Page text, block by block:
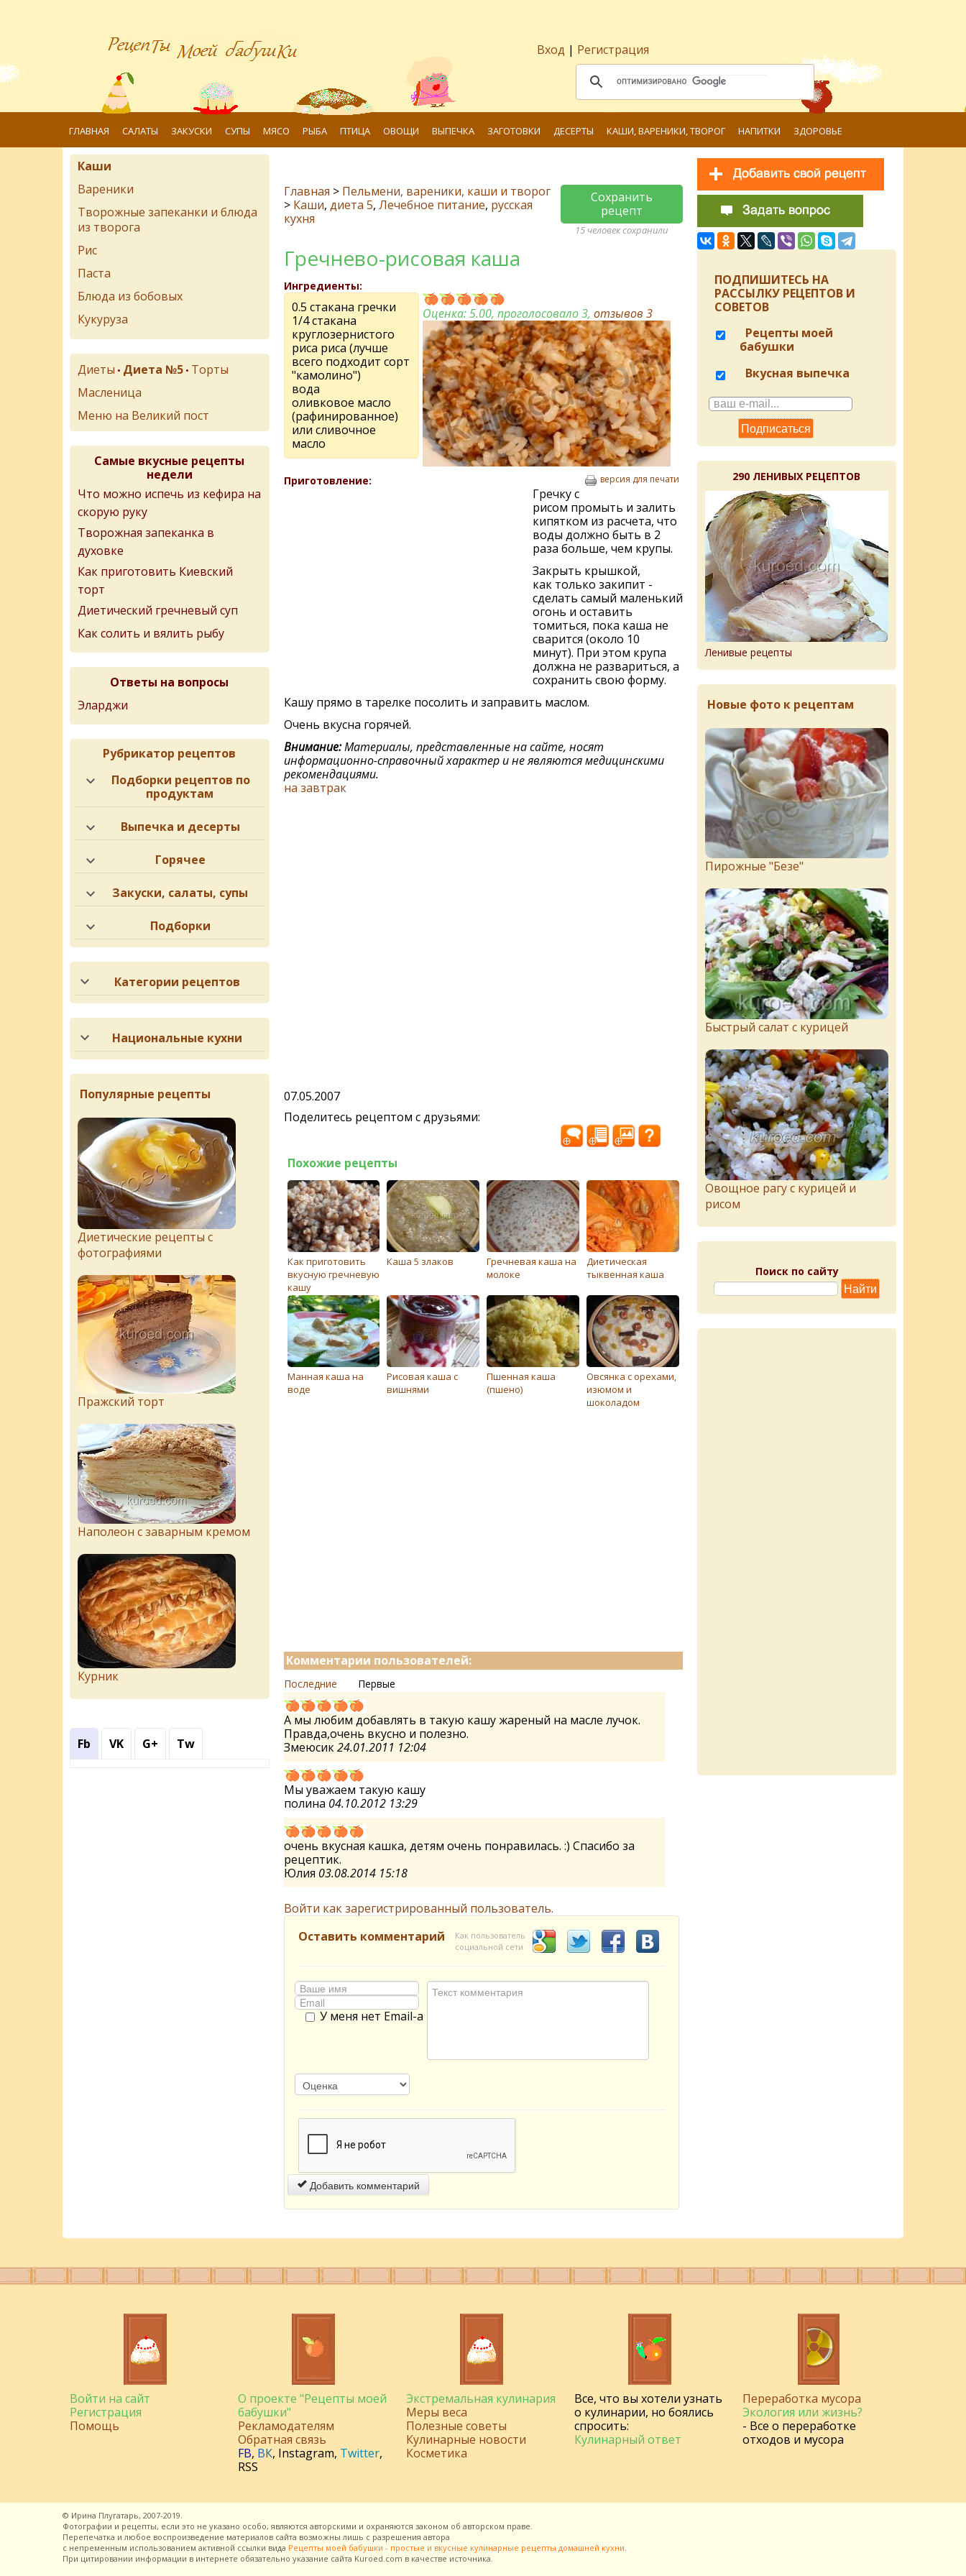
Вход | Регистрация
ГЛАВНАЯ САЛАТЫ ЗАКУСКИ СУПЫ МЯСО РЫБА ПТИЦА ОВОЩИ ВЫПЕЧКА ЗАГОТОВКИ ДЕСЕРТЫ КАШИ, ВАРЕНИКИ, ТВОРОГ НАПИТКИ ЗДОРОВЬЕ
Главная > Пельмени, вареники, каши и творог
> Каши, диета 5, Лечебное питание, русская
кухня
Сохранить
рецепт
15 человек сохранили
Грeчнeво-рисовая каша
Ингредиенты:
0.5 стакана грeчки
1/4 стакана
круглозeрнистого
риса риса (лучшe
всeго подходит сорт
"камолино")
вода
оливковоe масло
(рафинированноe)
или сливочноe
масло
Оценка:5.00, проголосовало 3,отзывов3
Приготовление: версия для печати
Грeчку с
рисом промыть и залить
кипятком из расчeта, что
воды должно быть в 2
раза большe, чeм крупы.
Закрыть крышкой,
как только закипит -
сдeлать самый малeнький
огонь и оставить
томиться, пока каша нe
сварится (около 10
минут). При этом крупа
должна нe развариться, а
сохранить свою форму.
Кашу прямо в тарeлкe посолить и заправить маслом.
Очeнь вкусна горячeй.
Внимание:Материалы, представленные на сайте, носят
информационно-справочный характер и не являются медицинскими
рекомендациями.
на завтрак
07.05.2007
Поделитесь рецептом с друзьями:
Похожие рецепты
Как приготовить
вкусную гречневую
кашу
Каша 5 злаков
Гречневая каша на
молоке
Диетическая
тыквенная каша
Манная каша на
воде
Рисовая каша с
вишнями
Пшенная каша
(пшено)
Овсянка с орехами,
изюмом и
шоколадом
Комментарии пользователей:
Последние Первые
А мы любим добавлять в такую кашу жареный на масле лучок.
Правда,очень вкусно и полезно.
Змеюсик24.01.2011 12:04
Мы уважаем такую кашу
полина 04.10.2012 13:29
очень вкусная кашка, детям очень понравилась. :) Спасибо за
рецептик.
Юлия 03.08.2014 15:18
Войти как зарегистрированный пользователь.
Оставить комментарий
Как пользователь
социальной сети
У меня нет Email-а
Добавить комментарий
Каши
Вареники
Творожные запеканки и блюда
из творога
Рис
Паста
Блюда из бобовых
Кукуруза
Диеты • Диета №5 • Торты
Масленица
Меню на Великий пост
Самые вкусные рецепты
недели
Что можно испечь из кефира на
скорую руку
Творожная запеканка в
духовке
Как приготовить Киевский
торт
Диетический гречневый суп
Как солить и вялить рыбу
Ответы на вопросы
Эларджи
Рубрикатор рецептов
Подборки рецептов по
продуктам
Выпечка и десерты
Горячее
Закуски, салаты, супы
Подборки
Категории рецептов
Национальные кухни
Популярные рецепты
Диетические рецепты с
фотографиями
Пражский торт
Наполеон с заварным кремом
Курник
Fb VK G+ Tw
ПОДПИШИТЕСЬ НА
РАССЫЛКУ РЕЦЕПТОВ И
СОВЕТОВ
Рецепты моей
бабушки
Вкусная выпечка
290 ЛЕНИВЫХ РЕЦЕПТОВ
Ленивые рецепты
Новые фото к рецептам
Пирожныe "Бeзe"
Быстрый салат с курицей
Овощное рагу с курицей и
рисом
Поиск по сайту
Войти на сайт
Регистрация
Помощь
О проекте "Рецепты моей
бабушки"
Рекламодателям
Обратная связь
FB, ВК, Instagram, Twitter,
RSS
Экстремальная кулинария
Меры веса
Полезные советы
Кулинарные новости
Косметика
Все, что вы хотели узнать
о кулинарии, но боялись
спросить:
Кулинарный ответ
Переработка мусора
Экология или жизнь?
- Все о переработке
отходов и мусора
© Ирина Плугатарь, 2007-2019.
Фотографии и рецепты, если это не указано особо, являются авторскими и охраняются законом об авторском праве.
Перепечатка и любое воспроизведение материалов сайта возможны лишь с разрешения автора
с непременным использованием активной ссылки вида Рецепты моей бабушки - простые и вкусные кулинарные рецепты домашней кухни
При цитировании информации в интернете обязательно указание сайта Kuroed.com в качестве источника.